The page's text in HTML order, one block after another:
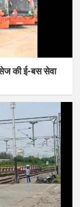
की ई-बस सेवा